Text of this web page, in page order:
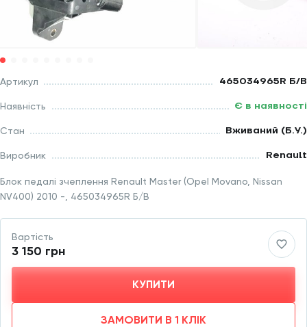
Блок педалі зчеплення Renault Master (Opel Movano, Nissan
NV400) 2010 -, 465034965R Б/В
Артикул 465034965R Б/В
Наявність Є в наявності
Стан Вживаний (Б.У.)
Виробник Renault
Вартість
3 150 грн
КУПИТИ
ЗАМОВИТИ В 1 КЛІК